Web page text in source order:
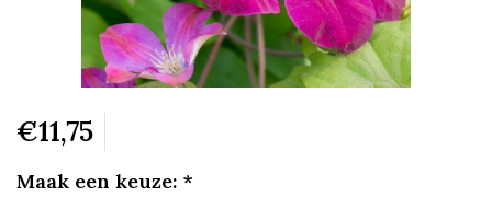
€11,75
Maak een keuze: *